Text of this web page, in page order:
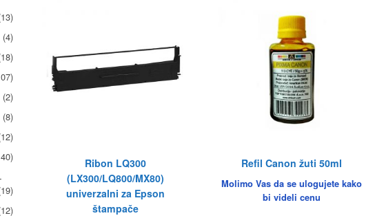
Ribon LQ300
(LX300/LQ800/MX80)
univerzalni za Epson
štampače
Refil Canon žuti 50ml
Molimo Vas da se ulogujete kako
bi videli cenu
(4)
(2)
(8)